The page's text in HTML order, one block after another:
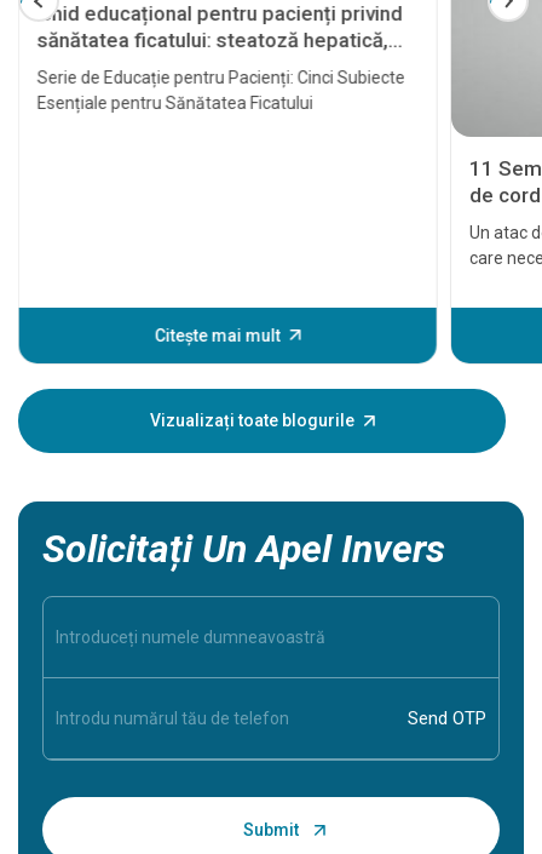
Ghid educațional pentru pacienți privind
sănătatea ficatului: steatoză hepatică,
hepatită, ciroză, transplant hepatic și
cancer hepatic
Serie de Educație pentru Pacienți: Cinci Subiecte
Esențiale pentru Sănătatea Ficatului
Citește mai mult
11
de
Un atac
care
tratat la
unele
în
Vizualizați toate blogurile
Solicitați Un Apel Invers